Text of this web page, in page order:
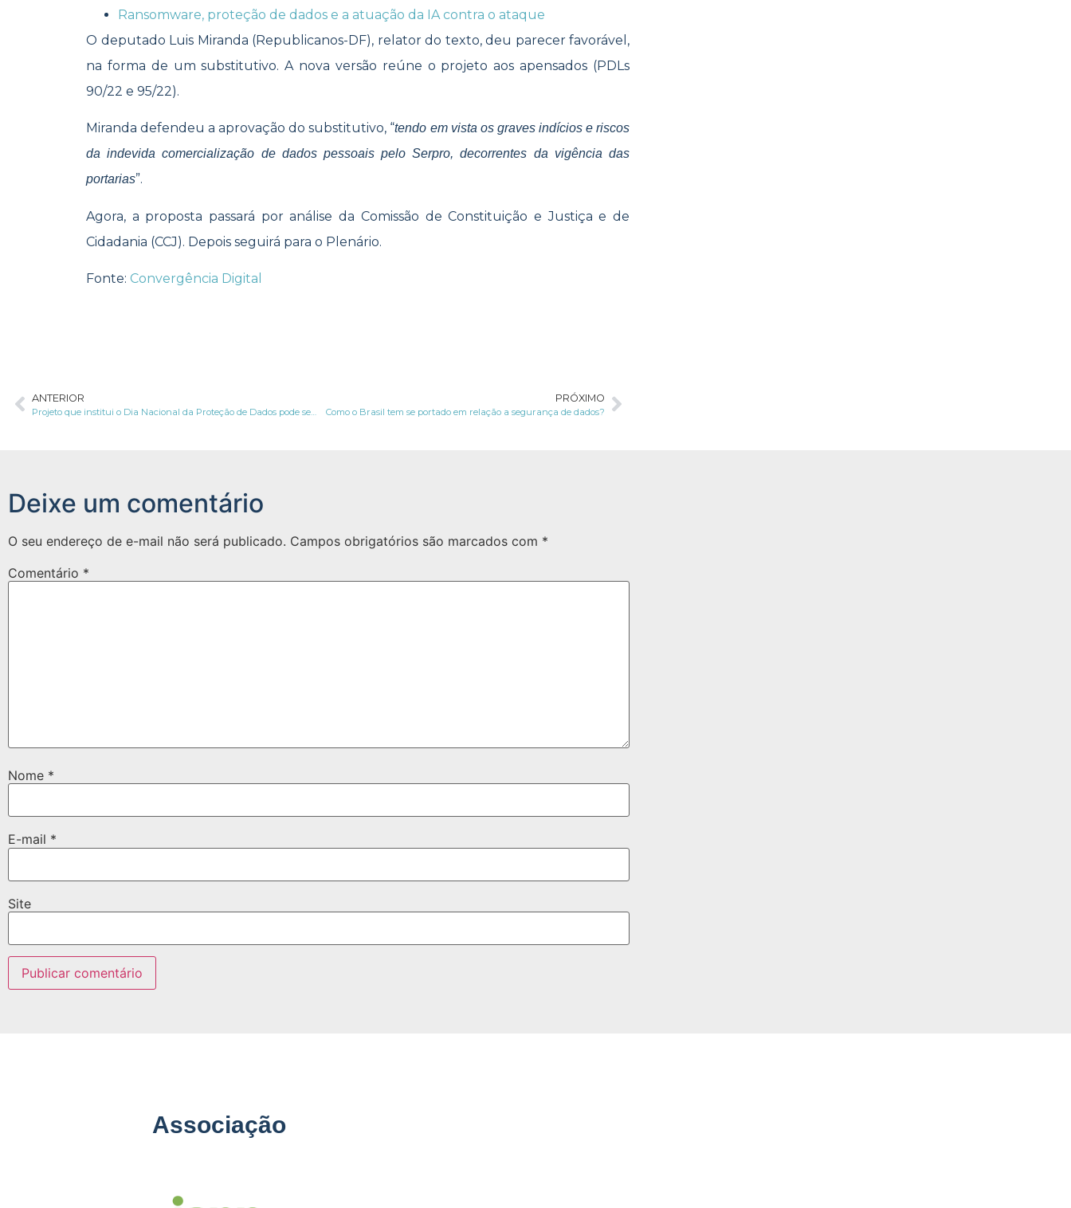
Ransomware, proteção de dados e a atuação da IA contra o ataque
O deputado Luis Miranda (Republicanos-DF), relator do texto, deu parecer favorável,
na forma de um substitutivo. A nova versão reúne o projeto aos apensados (PDLs
90/22 e 95/22).
Miranda defendeu a aprovação do substitutivo, “tendo em vista os graves indícios e riscos
da indevida comercialização de dados pessoais pelo Serpro, decorrentes da vigência das
portarias”.
Agora, a proposta passará por análise da Comissão de Constituição e Justiça e de
Cidadania (CCJ). Depois seguirá para o Plenário.
Fonte: Convergência Digital
ANTERIOR PRÓXIMO
Como o Brasil tem se portado em relação a segurança de dados?
Deixe um comentário
O seu endereço de e-mail não será publicado. Campos obrigatórios são marcados com *
Comentário *
Nome *
E-mail *
Site
Associação